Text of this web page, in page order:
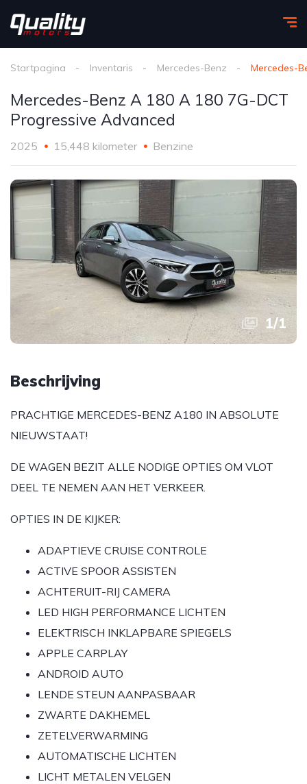
Startpagina Inventaris Mercedes-Benz Mercedes-
Mercedes-Benz A 180 A 180 7G-DCT
Progressive Advanced
2025 15,448 kilometer Benzine
1/1
Beschrijving
PRACHTIGE MERCEDES-BENZ A180 IN ABSOLUTE
NIEUWSTAAT!
DE WAGEN BEZIT ALLE NODIGE OPTIES OM VLOT
DEEL TE NEMEN AAN HET VERKEER.
OPTIES IN DE KIJKER:
ADAPTIEVE CRUISE CONTROLE
ACTIVE SPOOR ASSISTEN
ACHTERUIT-RIJ CAMERA
LED HIGH PERFORMANCE LICHTEN
ELEKTRISCH INKLAPBARE SPIEGELS
APPLE CARPLAY
ANDROID AUTO
LENDE STEUN AANPASBAAR
ZWARTE DAKHEMEL
ZETELVERWARMING
AUTOMATISCHE LICHTEN
LICHT METALEN VELGEN